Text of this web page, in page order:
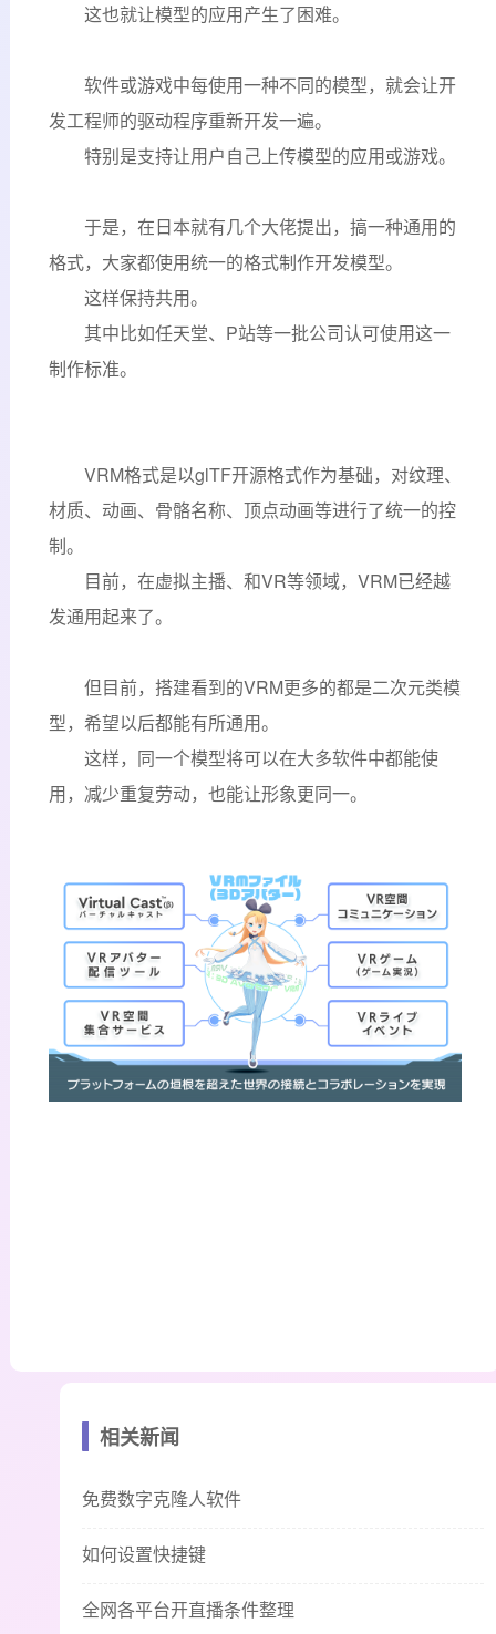
这也就让模型的应用产生了困难。
软件或游戏中每使用一种不同的模型，就会让开
发工程师的驱动程序重新开发一遍。
特别是支持让用户自己上传模型的应用或游戏。
于是，在日本就有几个大佬提出，搞一种通用的
格式，大家都使用统一的格式制作开发模型。
这样保持共用。
其中比如任天堂、P站等一批公司认可使用这一
制作标准。
VRM格式是以glTF开源格式作为基础，对纹理、
材质、动画、骨骼名称、顶点动画等进行了统一的控
制。
目前，在虚拟主播、和VR等领域，VRM已经越
发通用起来了。
但目前，搭建看到的VRM更多的都是二次元类模
型，希望以后都能有所通用。
这样，同一个模型将可以在大多软件中都能使
用，减少重复劳动，也能让形象更同一。
相关新闻
免费数字克隆人软件
如何设置快捷键
全网各平台开直播条件整理